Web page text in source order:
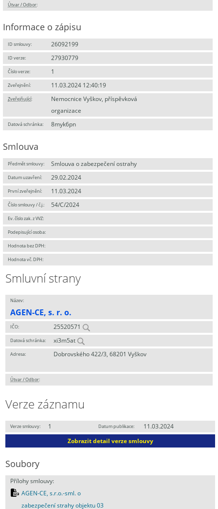
Útvar / Odbor:
Informace o zápisu
ID smlouvy: 26092199
ID verze: 27930779
Číslo verze: 1
Zveřejnění: 11.03.2024 12:40:19
Zveřejňující:
Nemocnice Vyškov, příspěvková
organizace
Datová schránka: 8myk6pn
Smlouva
Předmět smlouvy: Smlouva o zabezpečení ostrahy
Datum uzavření: 29.02.2024
První zveřejnění: 11.03.2024
Číslo smlouvy / č.j.: 54/C/2024
Ev. číslo zak. z VVZ:
Podepisující osoba:
Hodnota bez DPH:
Hodnota vč. DPH:
Smluvní strany
Název:
AGEN-CE, s. r. o.
IČO: 25520571
Datová schránka: xi3m5at
Adresa: Dobrovského 422/3, 68201 Vyškov
Útvar / Odbor:
Verze záznamu
Verze smlouvy: 1 Datum publikace:
11.03.2024
Zobrazit detail verze smlouvy
Soubory
Přílohy smlouvy:
AGEN-CE, s.r.o.-sml. o
zabezpečení strahy objektu 03